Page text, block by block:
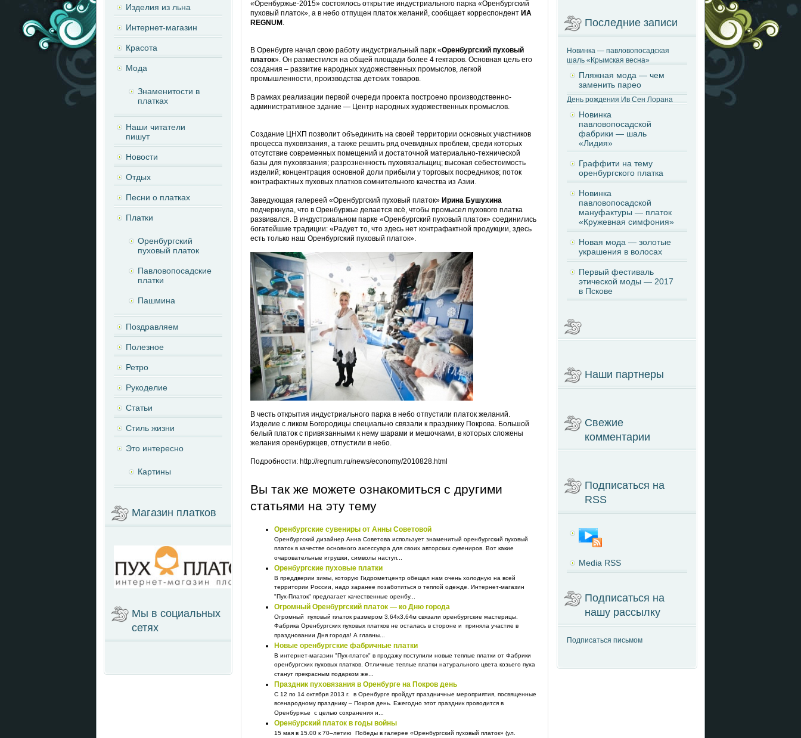
«Оренбуржье-2015» состоялось открытие индустриального парка «Оренбургский
пуховый платок», а в небо отпущен платок желаний, сообщает корреспондент ИА
REGNUM .
В Оренбурге начал свою работу индустриальный парк «Оренбургский пуховый
платок». Он разместился на общей площади более 4 гектаров. Основная цель его
создания – развитие народных художественных промыслов, легкой
промышленности, производства детских товаров.
В рамках реализации первой очереди проекта построено производственно-
административное здание — Центр народных художественных промыслов.
Создание ЦНХП позволит объединить на своей территории основных участников
процесса пуховязания, а также решить ряд очевидных проблем, среди которых
отсутствие современных помещений и достаточной материально-технической
базы для пуховязания; разрозненность пуховязальщиц; высокая себестоимость
изделий; концентрация основной доли прибыли у торговых посредников; поток
контрафактных пуховых платков сомнительного качества из Азии.
Заведующая галереей «Оренбургский пуховый платок» Ирина Бушухина
подчеркнула, что в Оренбуржье делается всё, чтобы промысел пухового платка
развивался. В индустриальном парке «Оренбургский пуховый платок» соединились
богатейшие традиции: «Радует то, что здесь нет контрафактной продукции, здесь
есть только наш Оренбургский пуховый платок».
В честь открытия индустриального парка в небо отпустили платок желаний.
Изделие с ликом Богородицы специально связали к празднику Покрова. Большой
белый платок с привязанными к нему шарами и мешочками, в которых сложены
желания оренбуржцев, отпустили в небо.
Подробности: http://regnum.ru/news/economy/2010828.html
Вы так же можете ознакомиться с другими
статьями на эту тему
Оренбургские сувениры от Анны Советовой
Оренбургский дизайнер Анна Советова использует знаменитый оренбургский пуховый
платок в качестве основного аксессуара для своих авторских сувениров. Вот какие
очаровательные игрушки, символы наступ...
Оренбургские пуховые платки
В преддверии зимы, которую Гидрометцентр обещал нам очень холодную на всей
территории России, надо заранее позаботиться о теплой одежде. Интернет-магазин
"Пух-Платок" предлагает качественные оренбу...
Огромный Оренбургский платок — ко Дню города
Огромный пуховый платок размером 3,64х3,64м связали оренбургские мастерицы.
Фабрика Оренбургских пуховых платков не осталась в стороне и приняла участие в
праздновании Дня города! А главны...
Новые оренбургские фабричные платки
В интернет-магазин "Пух-платок" в продажу поступили новые теплые платки от Фабрики
оренбургских пуховых платков. Отличные теплые платки натурального цвета козьего пуха
станут прекрасным подарком же...
Праздник пуховязания в Оренбурге на Покров день
С 12 по 14 октября 2013 г. в Оренбурге пройдут праздничные мероприятия, посвященные
всенародному празднику – Покров день. Ежегодно этот праздник проводится в
Оренбуржье с целью сохранения и...
Оренбурский платок в годы войны
15 мая в 15.00 к 70–летию Победы в галерее «Оренбургский пуховый платок» (ул.
Изделия из льна
Интернет-магазин
Красота
Мода
Знаменитости в
платках
Наши читатели
пишут
Новости
Отдых
Песни о платках
Платки
Оренбургский
пуховый платок
Павловопосадские
платки
Пашмина
Поздравляем
Полезное
Ретро
Рукоделие
Статьи
Стиль жизни
Это интересно
Картины
Магазин платков
Мы в социальных
сетях
Последние записи
Новинка — павловопосадская
шаль «Крымская весна»
Пляжная мода — чем
заменить парео
День рождения Ив Сен Лорана
Новинка
павловопосадской
фабрики — шаль
«Лидия»
Граффити на тему
оренбургского платка
Новинка
павловопосадской
мануфактуры — платок
«Кружевная симфония»
Новая мода — золотые
украшения в волосах
Первый фестиваль
этической моды — 2017
в Пскове
Наши партнеры
Свежие
комментарии
Подписаться на
RSS
Media RSS
Подписаться на
нашу рассылку
Подписаться письмом